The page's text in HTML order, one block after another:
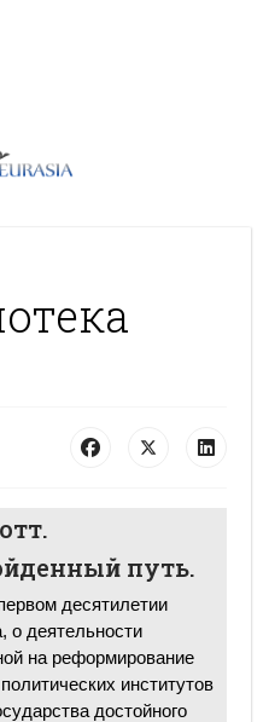
путь.
десятилетии
о деятельности
на реформирование
институтов
достойного